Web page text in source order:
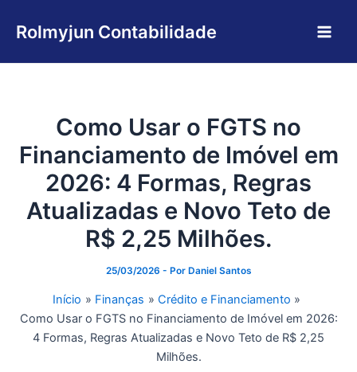
para
conteúdo
Rolmyjun Contabilidade
Como Usar o FGTS no
Financiamento de Imóvel em
2026: 4 Formas, Regras
Atualizadas e Novo Teto de
R$ 2,25 Milhões.
25/03/2026 - Por Daniel Santos
Início Finanças
Crédito e Financiamento
Como Usar o FGTS no Financiamento de Imóvel em 2026:
4 Formas, Regras Atualizadas e Novo Teto de R$ 2,25
Milhões.